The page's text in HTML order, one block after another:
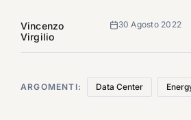
Vincenzo
Virgilio
30 Agosto 2022
ARGOMENTI: Data Center